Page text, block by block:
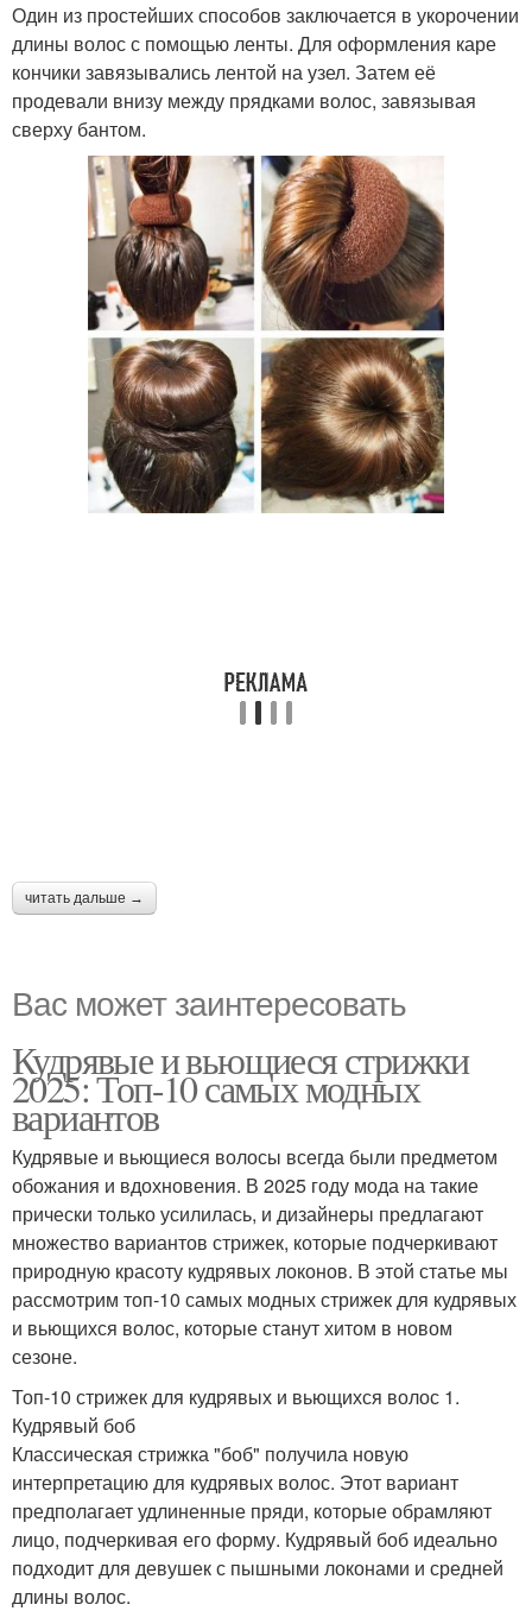
Один из простейших способов заключается в укорочении
длины волос с помощью ленты. Для оформления каре
кончики завязывались лентой на узел. Затем её
продевали внизу между прядками волос, завязывая
сверху бантом.
читать дальше →
Вас может заинтересовать
Кудрявые и вьющиеся стрижки
2025: Топ-10 самых модных
вариантов
Кудрявые и вьющиеся волосы всегда были предметом
обожания и вдохновения. В 2025 году мода на такие
прически только усилилась, и дизайнеры предлагают
множество вариантов стрижек, которые подчеркивают
природную красоту кудрявых локонов. В этой статье мы
рассмотрим топ-10 самых модных стрижек для кудрявых
и вьющихся волос, которые станут хитом в новом
сезоне.
Топ-10 стрижек для кудрявых и вьющихся волос 1.
Кудрявый боб
Классическая стрижка "боб" получила новую
интерпретацию для кудрявых волос. Этот вариант
предполагает удлиненные пряди, которые обрамляют
лицо, подчеркивая его форму. Кудрявый боб идеально
подходит для девушек с пышными локонами и средней
длины волос.